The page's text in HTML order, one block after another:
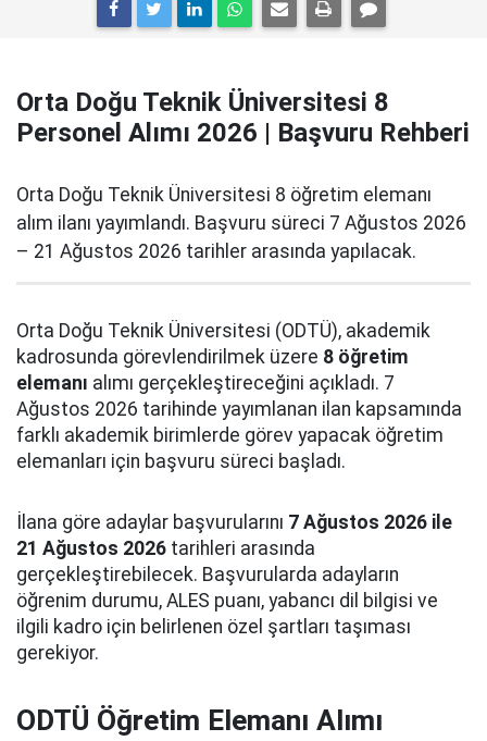
Orta Doğu Teknik Üniversitesi 8
Personel Alımı 2026 | Başvuru Rehberi
Orta Doğu Teknik Üniversitesi 8 öğretim elemanı
alım ilanı yayımlandı. Başvuru süreci 7 Ağustos 2026
– 21 Ağustos 2026 tarihler arasında yapılacak.
Orta Doğu Teknik Üniversitesi (ODTÜ), akademik
kadrosunda görevlendirilmek üzere 8 öğretim
elemanı alımı gerçekleştireceğini açıkladı. 7
Ağustos 2026 tarihinde yayımlanan ilan kapsamında
farklı akademik birimlerde görev yapacak öğretim
elemanları için başvuru süreci başladı.
İlana göre adaylar başvurularını 7 Ağustos 2026 ile
21 Ağustos 2026 tarihleri arasında
gerçekleştirebilecek. Başvurularda adayların
öğrenim durumu, ALES puanı, yabancı dil bilgisi ve
ilgili kadro için belirlenen özel şartları taşıması
gerekiyor.
ODTÜ Öğretim Elemanı Alımı